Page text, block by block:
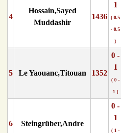
4
Hossain,Sayed
Muddashir
1436
1
( 0.5
- 0.5
)
5 Le Yaouanc,Titouan 1352
0 -
1
( 0 -
1 )
6 Steingrüber,Andre
0 -
1
( 1 -